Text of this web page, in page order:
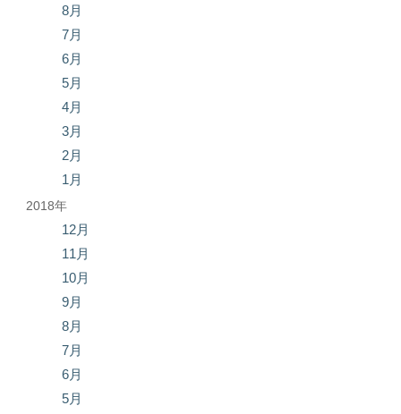
8月
7月
6月
5月
4月
3月
2月
1月
2018年
12月
11月
10月
9月
8月
7月
6月
5月